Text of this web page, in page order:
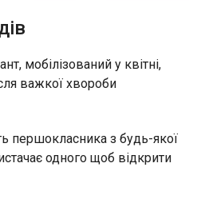
мобілізований у квітні,
важкої хвороби
першокласника з будь-якої
одного щоб відкрити